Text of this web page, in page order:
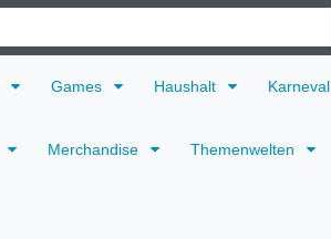
Games Haushalt Karneval
Merchandise Themenwelten